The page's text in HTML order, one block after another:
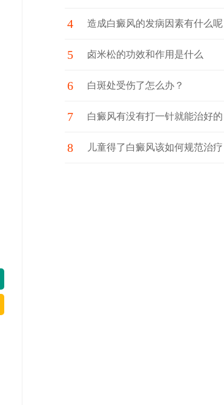
4 造成白癜风的发病因素有什么呢
5 卤米松的功效和作用是什么
6 白斑处受伤了怎么办？
7 白癜风有没有打一针就能治好的
药?
8 儿童得了白癜风该如何规范治疗